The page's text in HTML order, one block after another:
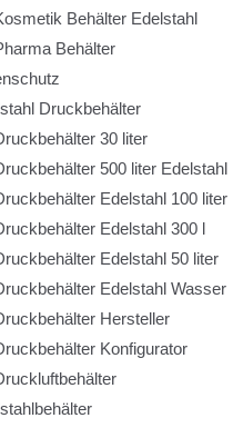
Behälter Edelstahl
Behälter
Druckbehälter
30 liter
500 liter Edelstahl
Edelstahl 100 liter
Edelstahl 300 l
Edelstahl 50 liter
Edelstahl Wasser
Hersteller
Konfigurator